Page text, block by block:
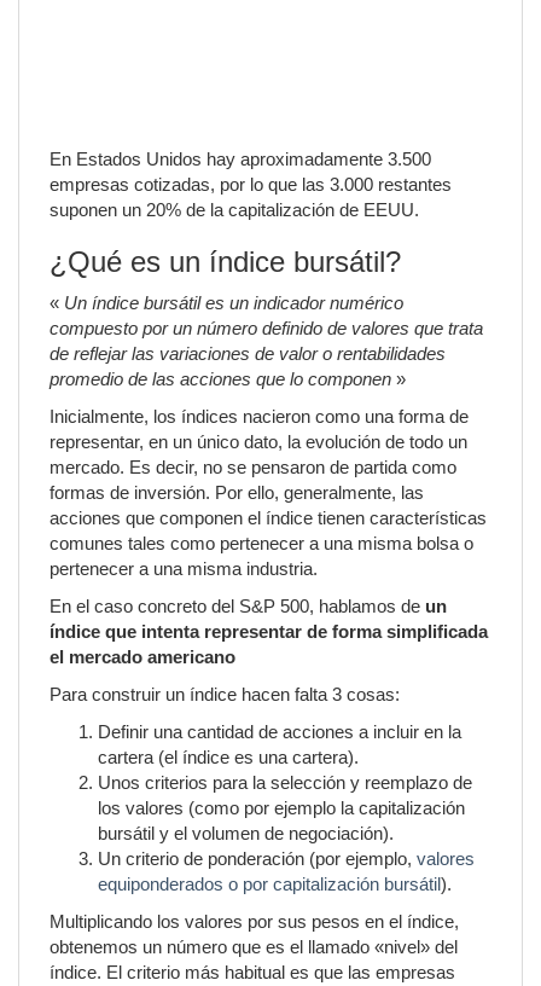
En Estados Unidos hay aproximadamente 3.500
empresas cotizadas, por lo que las 3.000 restantes
suponen un 20% de la capitalización de EEUU.
¿Qué es un índice bursátil?
« Un índice bursátil es un indicador numérico
compuesto por un número definido de valores que trata
de reflejar las variaciones de valor o rentabilidades
promedio de las acciones que lo componen »
Inicialmente, los índices nacieron como una forma de
representar, en un único dato, la evolución de todo un
mercado. Es decir, no se pensaron de partida como
formas de inversión. Por ello, generalmente, las
acciones que componen el índice tienen características
comunes tales como pertenecer a una misma bolsa o
pertenecer a una misma industria.
En el caso concreto del S&P 500, hablamos de un
índice que intenta representar de forma simplificada
el mercado americano
Para construir un índice hacen falta 3 cosas:
Definir una cantidad de acciones a incluir en la
cartera (el índice es una cartera).
Unos criterios para la selección y reemplazo de
los valores (como por ejemplo la capitalización
bursátil y el volumen de negociación).
Un criterio de ponderación (por ejemplo, valores
equiponderados o por capitalización bursátil).
Multiplicando los valores por sus pesos en el índice,
obtenemos un número que es el llamado «nivel» del
índice. El criterio más habitual es que las empresas